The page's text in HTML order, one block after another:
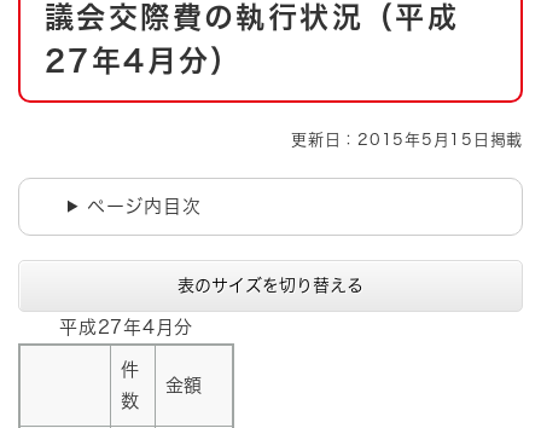
とじる
議会交際費の執行状況（平成
27年4月分）
更新日：2015年5月15日掲載
ページ内目次
表のサイズを切り替える
平成27年4月分
件
数
金額